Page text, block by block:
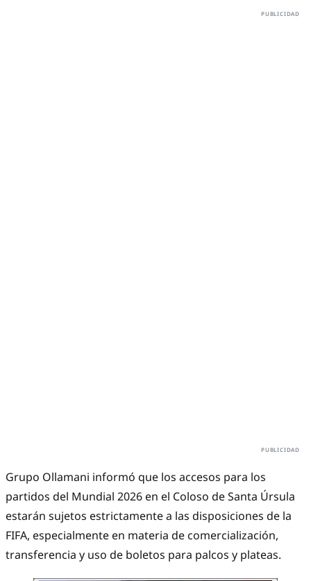
Grupo Ollamani informó que los accesos para los
partidos del Mundial 2026 en el Coloso de Santa Úrsula
estarán sujetos estrictamente a las disposiciones de la
FIFA, especialmente en materia de comercialización,
transferencia y uso de boletos para palcos y plateas.